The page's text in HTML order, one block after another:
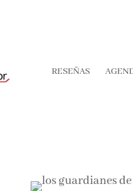
RESEÑAS